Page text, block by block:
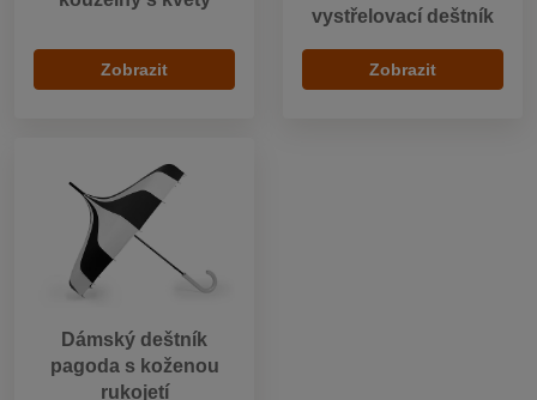
Zobrazit
vystřelovací deštník
Zobrazit
Dámský deštník
pagoda s koženou
rukojetí